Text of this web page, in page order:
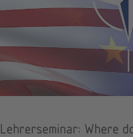
Lehrerseminar: Where